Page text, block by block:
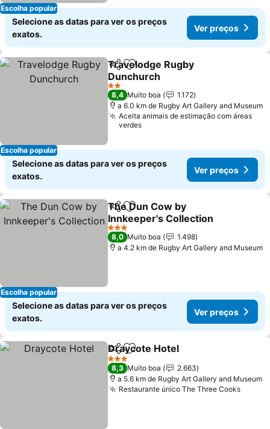
Escolha popular
Selecione as datas para ver os preços
exatos.
Ver preços
Escolha popular
PartilharAdicionar aos favoritos
Travelodge Rugby
Dunchurch
Ver preços
2 Estrelas
8,4 Muito boa
1.172
a 6.0 km de Rugby Art Gallery and Museum
Aceita animais de estimação com áreas
verdes
Selecione as datas para ver os preços
exatos.
Ver preços
Escolha popular
PartilharAdicionar aos favoritos
The Dun Cow by
Innkeeper's Collection
Ver preços
3 Estrelas
8,0 Muito boa
1.498
a 4.2 km de Rugby Art Gallery and Museum
Selecione as datas para ver os preços
exatos.
Ver preços
PartilharAdicionar aos favoritos
Draycote Hotel
3 Estrelas
8,3 Muito boa
2.663
a 5.6 km de Rugby Art Gallery and Museum
Restaurante único The Three CooksVer